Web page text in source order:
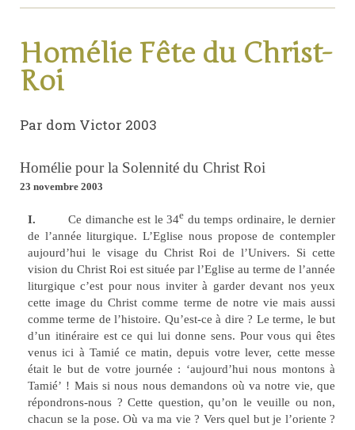
Homélie Fête du Christ-
Roi
Par dom Victor 2003
Homélie pour la Solennité du Christ Roi
23 novembre 2003
I. Ce dimanche est le 34e du temps ordinaire, le dernier
de l’année liturgique. L’Eglise nous propose de contempler
aujourd’hui le visage du Christ Roi de l’Univers. Si cette
vision du Christ Roi est située par l’Eglise au terme de l’année
liturgique c’est pour nous inviter à garder devant nos yeux
cette image du Christ comme terme de notre vie mais aussi
comme terme de l’histoire. Qu’est-ce à dire ? Le terme, le but
d’un itinéraire est ce qui lui donne sens. Pour vous qui êtes
venus ici à Tamié ce matin, depuis votre lever, cette messe
était le but de votre journée : ‘aujourd’hui nous montons à
Tamié’ ! Mais si nous nous demandons où va notre vie, que
répondrons-nous ? Cette question, qu’on le veuille ou non,
chacun se la pose. Où va ma vie ? Vers quel but je l’oriente ?